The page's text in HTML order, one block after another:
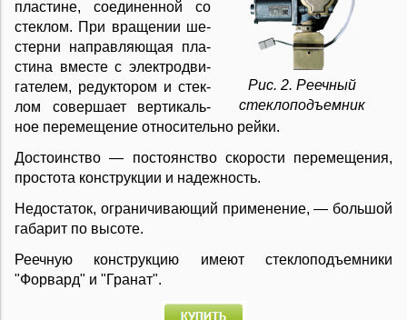
Рис. 2. Реечный
стеклоподъемник
пла­сти­не, со­еди­нен­ной со
сте­к­лом. При вра­ще­нии ше­
с­тер­ни на­пра­в­ля­ю­щая пла­
сти­на вме­сте с элек­т­ро­дви­
га­те­лем, ре­ду­к­то­ром и сте­к­
лом со­вер­ша­ет вер­ти­каль­
ное пе­ре­ме­ще­ние от­но­си­тель­но рей­ки.
До­с­то­ин­ст­во — по­сто­ян­ст­во ско­ро­сти пе­ре­ме­ще­ния,
про­сто­та кон­ст­рук­ции и на­деж­ность.
Не­до­ста­ток, ог­ра­ни­чи­ва­ю­щий при­ме­не­ние, — боль­шой
га­ба­рит по вы­со­те.
Реечную конструкцию имеют стеклоподъемники
"Форвард" и "Гранат".